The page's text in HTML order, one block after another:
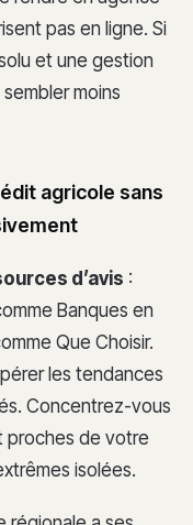
pas en ligne. Si
et une gestion
moins
agricole sans
d’avis :
Banques en
Que Choisir.
les tendances
Concentrez-vous
proches de votre
isolées.